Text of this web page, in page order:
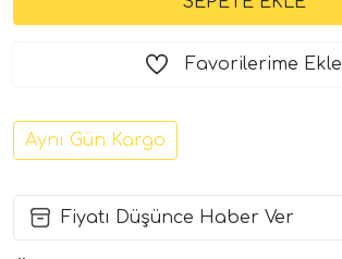
Favorilerime Ekle
Aynı Gün Kargo
Fiyatı Düşünce Haber Ver